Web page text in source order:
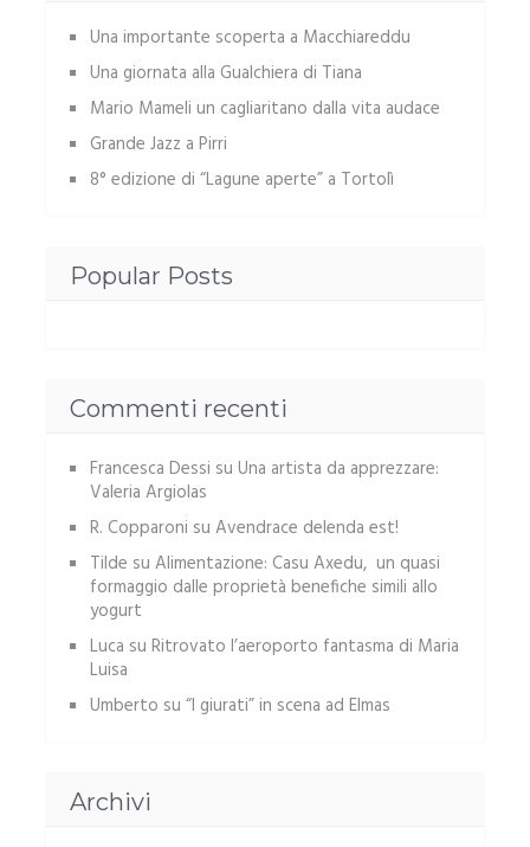
Una importante scoperta a Macchiareddu
Una giornata alla Gualchiera di Tiana
Mario Mameli un cagliaritano dalla vita audace
Grande Jazz a Pirri
8° edizione di “Lagune aperte” a Tortolì
Popular Posts
Commenti recenti
Francesca Dessi su Una artista da apprezzare:
Valeria Argiolas
R. Copparoni su Avendrace delenda est!
Tilde su Alimentazione: Casu Axedu, un quasi
formaggio dalle proprietà benefiche simili allo
yogurt
Luca su Ritrovato l’aeroporto fantasma di Maria
Luisa
Umberto su “I giurati” in scena ad Elmas
Archivi